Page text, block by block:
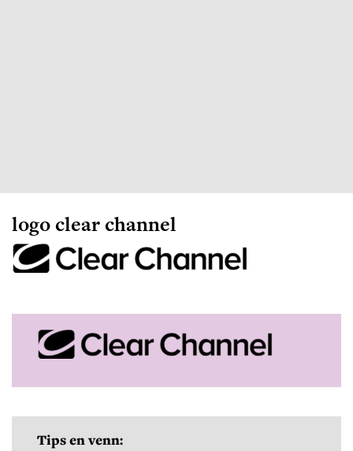
logo clear channel
Tips en venn: